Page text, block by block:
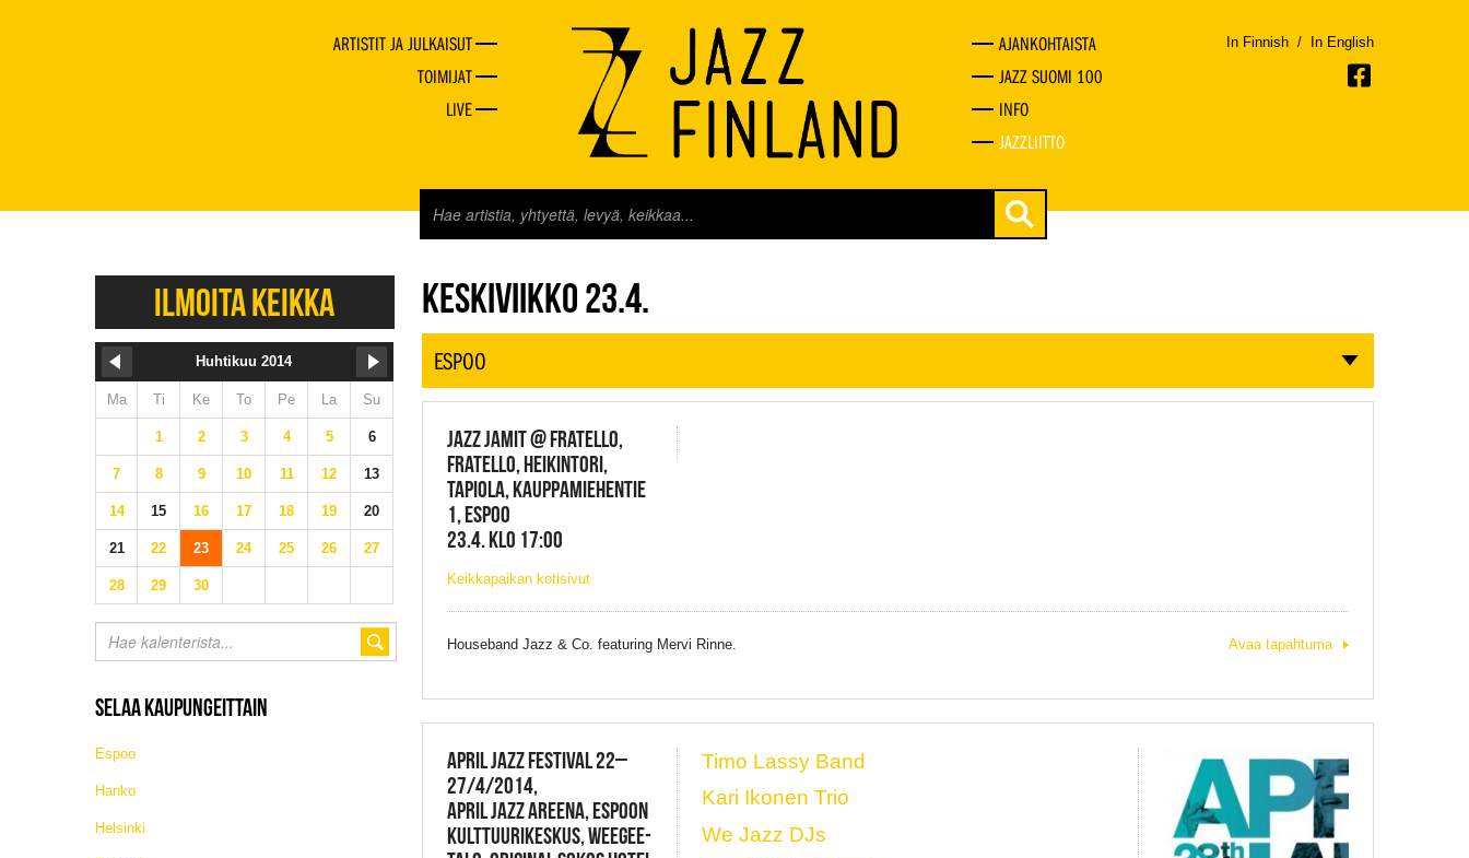
ARTISTIT JA JULKAISUT
TOIMIJAT
LIVE
AJANKOHTAISTA
JAZZ SUOMI 100
INFO
JAZZLIITTO
In Finnish / In English
ILMOITA KEIKKA
Huhtikuu 2014
Ma Ti Ke To Pe La Su
1 2 3 4 5 6
7 8 9 10 11 12 13
14 15 16 17 18 19 20
21 22 23 24 25 26 27
28 29 30
SELAA KAUPUNGEITTAIN
Espoo
Hanko
Helsinki
JAZZ FINLAND LIVE
KESKIVIIKKO 23.4.
ESPOO
JAZZ JAMIT @ FRATELLO,
FRATELLO, HEIKINTORI,
TAPIOLA, KAUPPAMIEHENTIE
1, ESPOO
23.4. KLO 17:00
Keikkapaikan kotisivut
Houseband Jazz & Co. featuring Mervi Rinne. Avaa tapahtuma
APRIL JAZZ FESTIVAL 22–
27/4/2014,
APRIL JAZZ AREENA, ESPOON
KULTTUURIKESKUS, WEEGEE-
Timo Lassy Band
Kari Ikonen Trio
We Jazz DJs